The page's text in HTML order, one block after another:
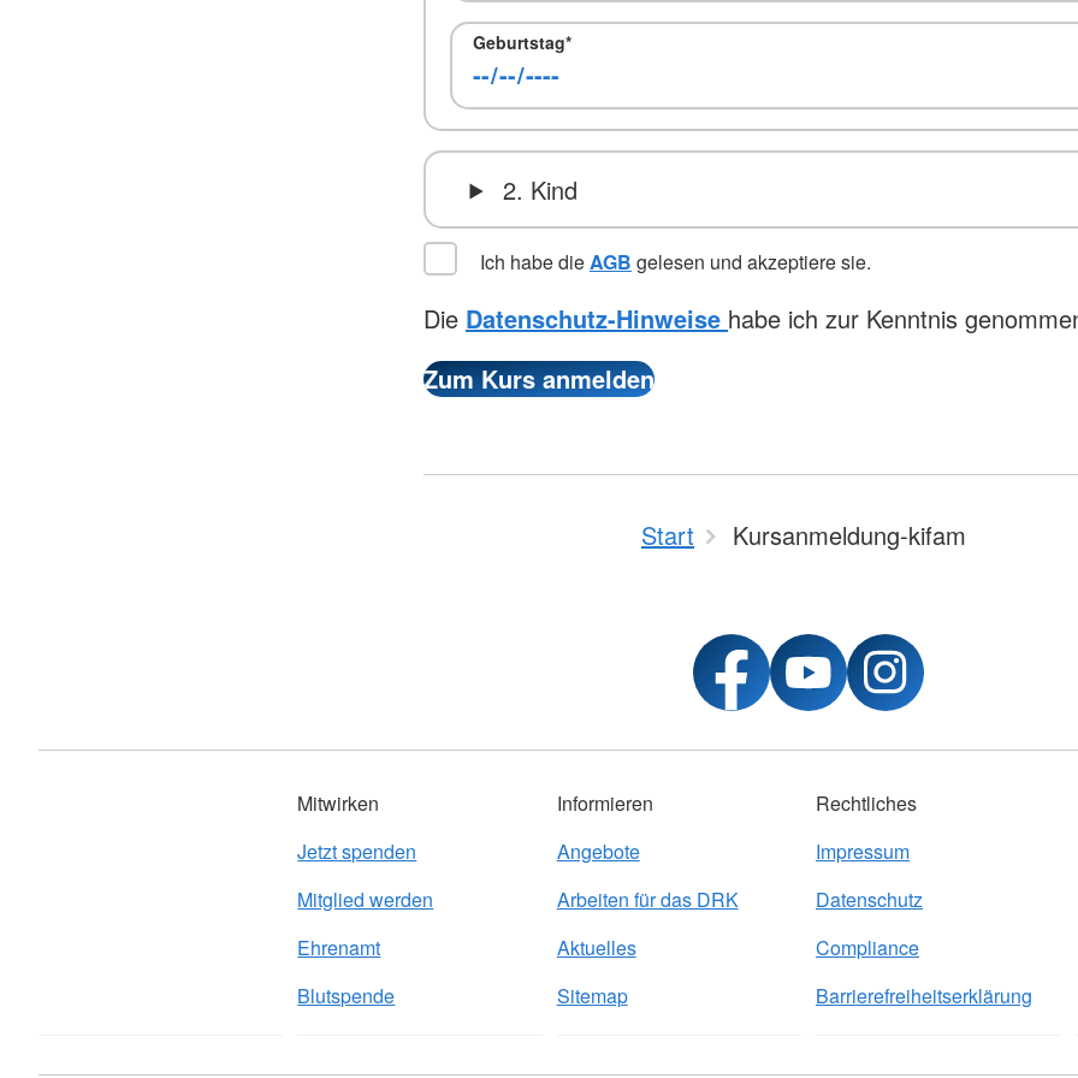
Geburtstag*
2. Kind
Ich habe dieAGB gelesen und akzeptiere sie.
Die Datenschutz-Hinweise habe ich zur Kenntnis
Start Kursanmeldung-kifam
Mitwirken
Jetzt spenden
Mitglied werden
Ehrenamt
Blutspende
Informieren
Angebote
Arbeiten für das DRK
Aktuelles
Sitemap
Rechtliches
Impressum
Datenschutz
Compliance
Barrierefreiheitserklärung